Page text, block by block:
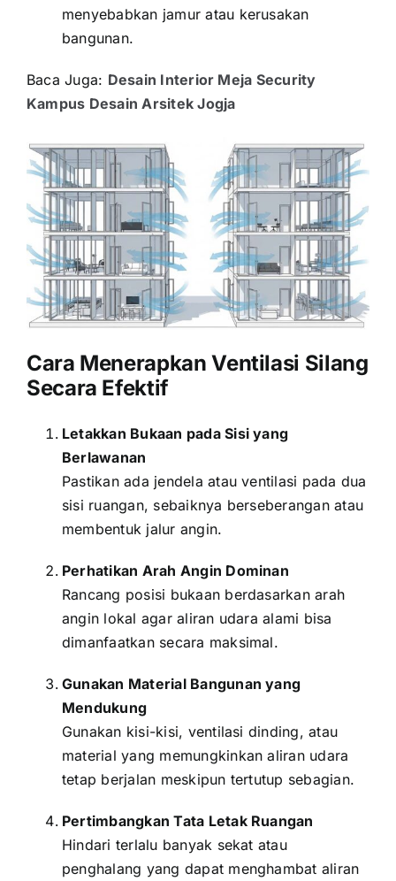
menyebabkan jamur atau kerusakan
bangunan.
Baca Juga: Desain Interior Meja Security
Kampus Desain Arsitek Jogja
Cara Menerapkan Ventilasi Silang
Secara Efektif
Letakkan Bukaan pada Sisi yang
Berlawanan
Pastikan ada jendela atau ventilasi pada dua
sisi ruangan, sebaiknya berseberangan atau
membentuk jalur angin.
Perhatikan Arah Angin Dominan
Rancang posisi bukaan berdasarkan arah
angin lokal agar aliran udara alami bisa
dimanfaatkan secara maksimal.
Gunakan Material Bangunan yang
Mendukung
Gunakan kisi-kisi, ventilasi dinding, atau
material yang memungkinkan aliran udara
tetap berjalan meskipun tertutup sebagian.
Pertimbangkan Tata Letak Ruangan
Hindari terlalu banyak sekat atau
penghalang yang dapat menghambat aliran